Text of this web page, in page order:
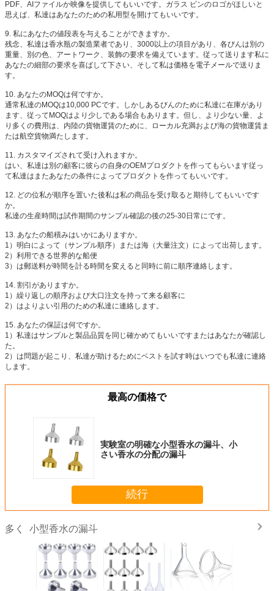
PDF、AIファイルか映像を提供してもいいです。ガラス ビンのロゴがほしいと
思えば、私達はあなたのための私用型を開けてもいいです。
9. 私にあなたの値段表を与えることができますか。
残念、私達は香水瓶の製造業者であり、3000以上の項目があり、各びんは別の
重量、別の色、アートワーク、装飾の要求を備えています。従って送ります私に
あなたの細部の要求を喜ばして下さい、そして私は価格を電子メールで送りま
す。
10. あなたのMOQは何ですか。
通常私達のMOQは10,000 PCです。しかしあるびんのために私達に在庫があり
ます、従ってMOQはより少しである場合もあります。但し、より少ない量、よ
り多くの費用は、内陸の貨物運賃のために、ローカル充満および海の貨物運賃ま
たは航空貨物満たします。
11. カスタマイズされて受け入れますか。
はい、私達は別の顧客に彼らの自身のOEMプロダクトを作ってもらいます従っ
て私達はまたあなたの条件によってプロダクトを作ってもいいです。
12. どの位私が順序を置いた後私は私の商品を受け取ると期待してもいいです
か。
私達の生産時間は試作期間のサンプル確認の後の25-30日常にです。
13. あなたの船積みはいかにありますか。
1）明白によって（サンプル順序）または海（大量注文）によって出荷します。
2）利用できる世界的な船便
3）は郵送料が時間を計る時間を変えると同時に前に順序連絡します。
14. 割引がありますか。
1）繰り返しの順序および大口注文を持って来る顧客に
2）はよりよい引用のための私達に連絡します。
15. あなたの保証は何ですか。
1）私達はサンプルと製品品質を同じ確かめてもいいですまたはあなたが確認し
た。
2）は問題が起こり、私達が助けるためにベストを試す時はいつでも私達に連絡
します。
最高の価格で
実験室の明確な小型香水の漏斗、小
さい香水の分配の漏斗
続行
多く 小型香水の漏斗